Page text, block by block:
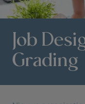
Job
Grading